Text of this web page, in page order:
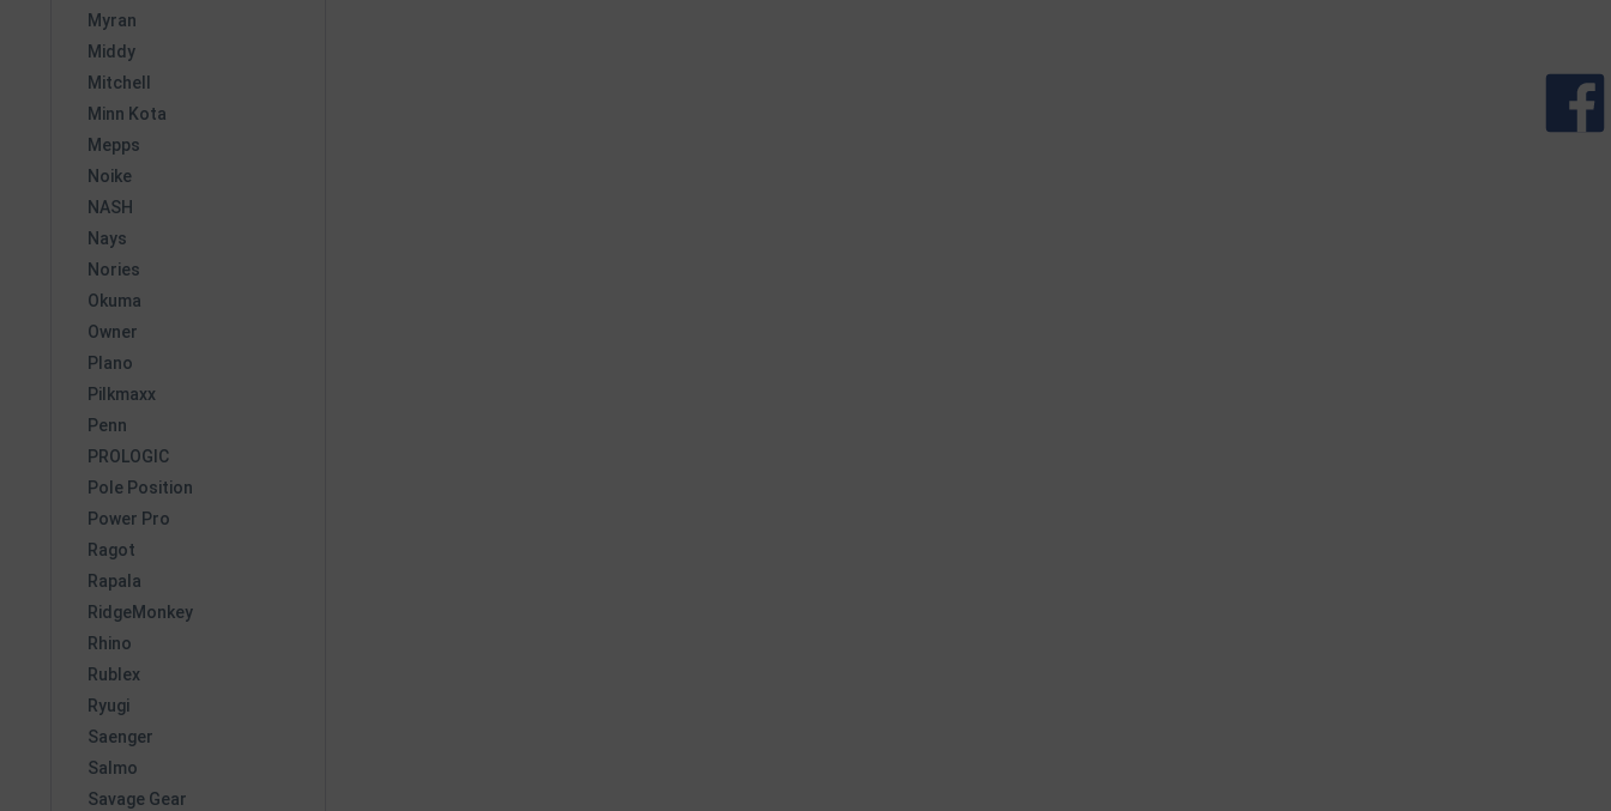
Myran
Middy
Mitchell
Minn Kota
Mepps
Noike
NASH
Nays
Nories
Okuma
Owner
Plano
Pilkmaxx
Penn
PROLOGIC
Pole Position
Power Pro
Ragot
Rapala
RidgeMonkey
Rhino
Rublex
Ryugi
Saenger
Salmo
Savage Gear